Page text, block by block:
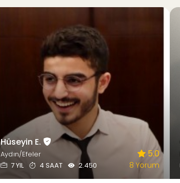
Hüseyin E.
Aydın/Efeler
7 YIL
4 SAAT 2.450
5.0
8 Yorum